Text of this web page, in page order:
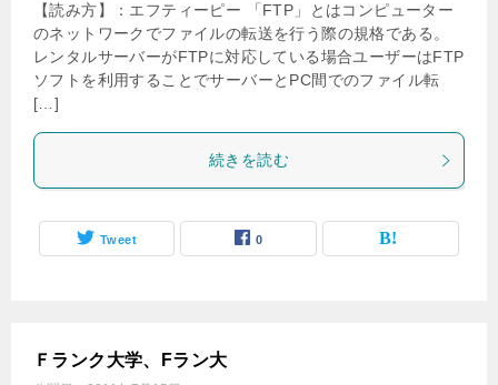
【読み方】：エフティーピー 「FTP」とはコンピューター
のネットワークでファイルの転送を行う際の規格である。
レンタルサーバーがFTPに対応している場合ユーザーはFTP
ソフトを利用することでサーバーとPC間でのファイル転
[…]
続きを読む
Tweet 0
Ｆランク大学、Fラン大